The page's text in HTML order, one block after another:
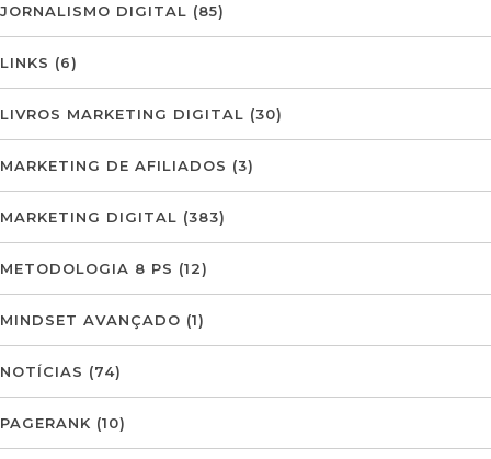
JORNALISMO DIGITAL (85)
LINKS (6)
LIVROS MARKETING DIGITAL (30)
MARKETING DE AFILIADOS (3)
MARKETING DIGITAL (383)
METODOLOGIA 8 PS (12)
MINDSET AVANÇADO (1)
NOTÍCIAS (74)
PAGERANK (10)